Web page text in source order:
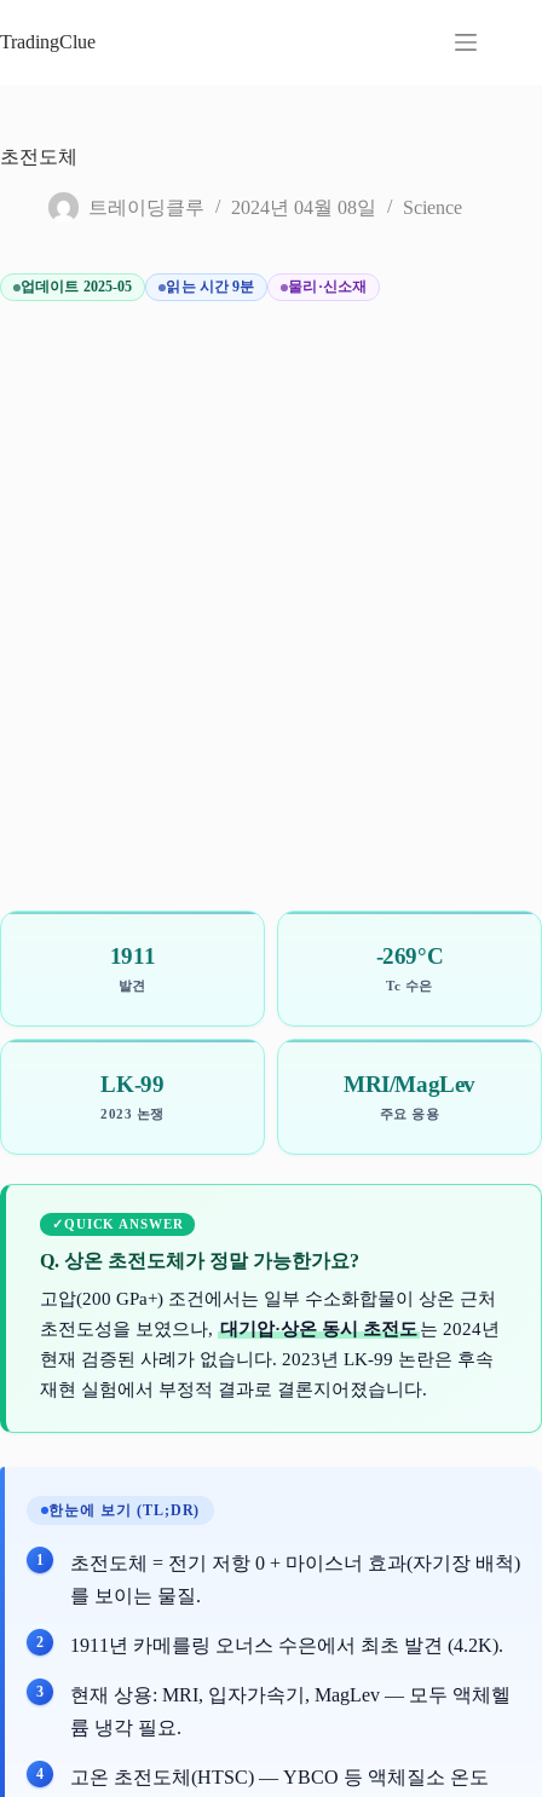
문
뛰
TradingClue
초전도체
트레이딩클루 2024년 04월 08일 Science
업데이트 2025-05 읽는 시간 9분 물리·신소재
1911
발견
-269°C
Tc 수은
LK-99
2023 논쟁
MRI/MagLev
주요 응용
QUICK ANSWER
Q. 상온 초전도체가 정말 가능한가요?
고압(200 GPa+) 조건에서는 일부 수소화합물이 상온 근처
초전도성을 보였으나, 대기압·상온 동시 초전도는 2024년
현재 검증된 사례가 없습니다. 2023년 LK-99 논란은 후속
재현 실험에서 부정적 결과로 결론지어졌습니다.
한눈에 보기 (TL;DR)
초전도체 = 전기 저항 0 + 마이스너 효과(자기장 배척)
를 보이는 물질.
1911년 카메를링 오너스 수은에서 최초 발견 (4.2K).
현재 상용: MRI, 입자가속기, MagLev — 모두 액체헬
륨 냉각 필요.
고온 초전도체(HTSC) — YBCO 등 액체질소 온도